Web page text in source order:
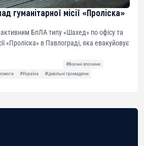
гуманітарної місії «Проліска»
БпЛА типу «Шахед» по офісу та
«Проліска» в Павлограді, яка евакуйовує
#Воєнні злочини
#Україна
#Цивільні громадяни